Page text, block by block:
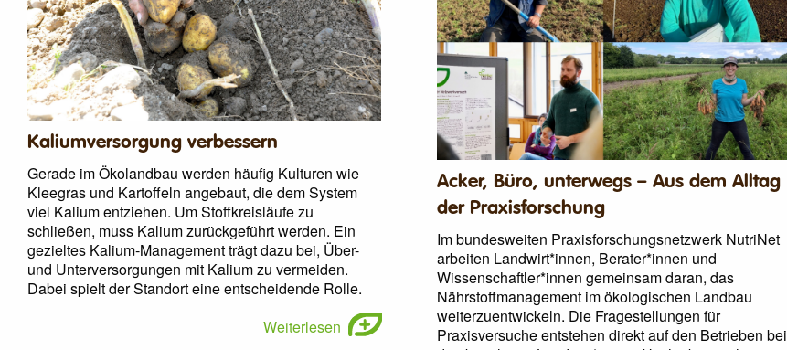
Kaliumversorgung verbessern
Gerade im Ökolandbau werden häufig Kulturen wie
Kleegras und Kartoffeln angebaut, die dem System
viel Kalium entziehen. Um Stoffkreisläufe zu
schließen, muss Kalium zurückgeführt werden. Ein
gezieltes Kalium-Management trägt dazu bei, Über-
und Unterversorgungen mit Kalium zu vermeiden.
Dabei spielt der Standort eine entscheidende Rolle.
Weiterlesen
Acker, Büro, unterwegs – Aus dem Alltag
der Praxisforschung
Im bundesweiten Praxisforschungsnetzwerk NutriNet
arbeiten Landwirt*innen, Berater*innen und
Wissenschaftler*innen gemeinsam daran, das
Nährstoffmanagement im ökologischen Landbau
weiterzuentwickeln. Die Fragestellungen für
Praxisversuche entstehen direkt auf den Betrieben bei